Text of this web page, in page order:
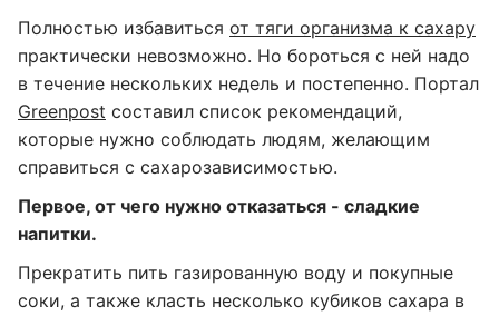
Полностью избавиться от тяги организма к сахару
практически невозможно. Но бороться с ней надо
в течение нескольких недель и постепенно. Портал
Greenpost составил список рекомендаций,
которые нужно соблюдать людям, желающим
справиться с сахарозависимостью.
Первое, от чего нужно отказаться - сладкие
напитки.
Прекратить пить газированную воду и покупные
соки, а также класть несколько кубиков сахара в